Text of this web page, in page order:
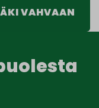
VAHVAAN